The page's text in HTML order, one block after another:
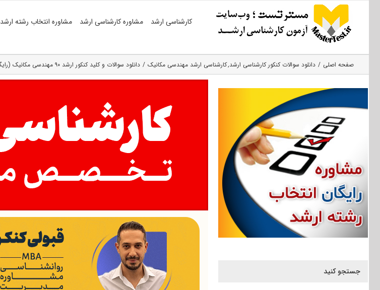
کارشناسی ارشد مشاوره کارشناسی ارشد مشاوره انتخاب رشته ارشد
صفحه اصلی دانلود سوالات کنکور کارشناسی ارشد کارشناسی ارشد مهندسی مکانیک دانلود سوالات و کلید کنکور ارشد ۹۰ مهندسی مکانیک (رایگان)
جستجو کنید